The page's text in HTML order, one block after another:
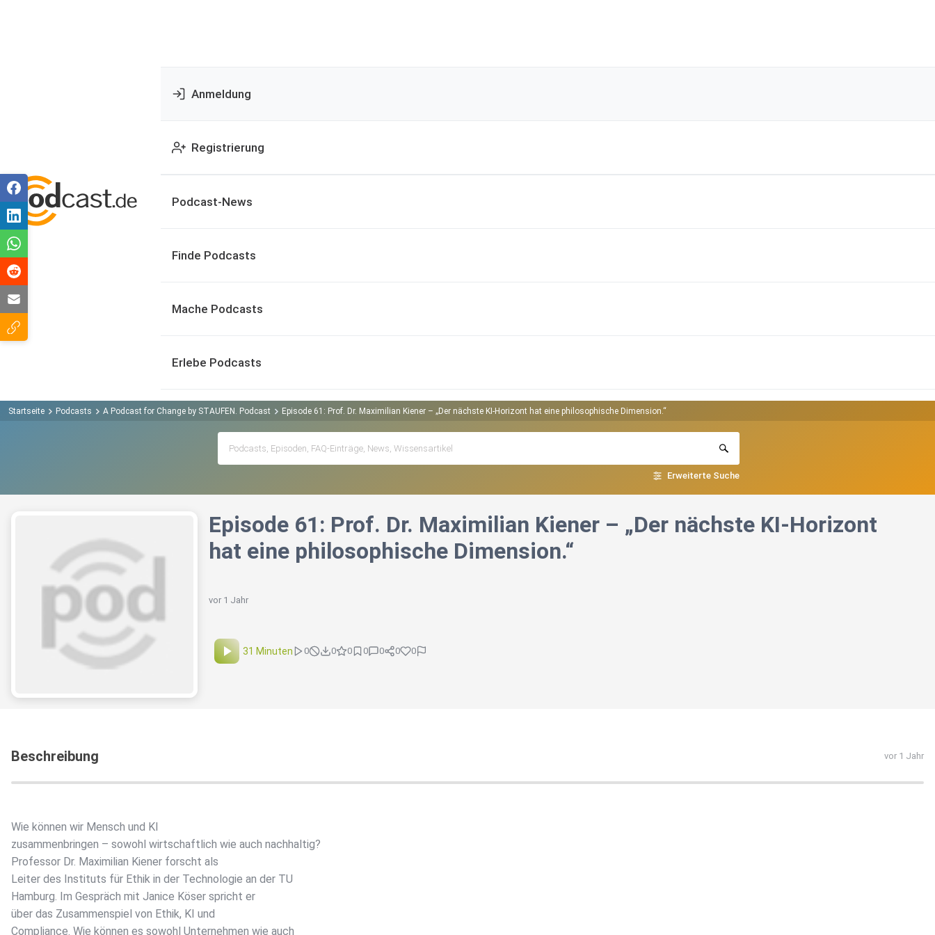
Anmeldung
Registrierung
Podcast-News
Finde Podcasts
Mache Podcasts
Erlebe Podcasts
Startseite Podcasts A Podcast for Change by STAUFEN. Podcast Episode 61: Prof. Dr. Maximilian Kiener – „Der nächste KI-Horizont hat eine philosophische Dimension.“
Erweiterte Suche
Episode 61: Prof. Dr. Maximilian Kiener – „Der nächste KI-Horizont
hat eine philosophische Dimension.“
vor 1 Jahr
31 Minuten 0 0 0 0 0 0 0
Beschreibung vor 1 Jahr
Wie können wir Mensch und KI
zusammenbringen – sowohl wirtschaftlich wie auch nachhaltig?
Professor Dr. Maximilian Kiener forscht als
Leiter des Instituts für Ethik in der Technologie an der TU
Hamburg. Im Gespräch mit Janice Köser spricht er
über das Zusammenspiel von Ethik, KI und
Compliance. Wie können es sowohl Unternehmen wie auch